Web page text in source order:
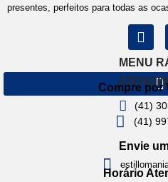
presentes, perfeitos para todas as
MENU
Compre por
(41)
(41)
Envie
Horário